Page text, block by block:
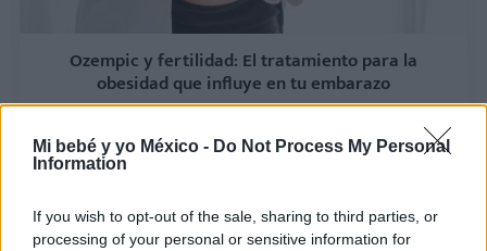
Mi bebé y yo México - Do Not Process My Personal
Information
If you wish to opt-out of the sale, sharing to third parties, or
processing of your personal or sensitive information for
Ozempic y fertilidad: El tratamiento para la
obesidad que influye en tu embarazo